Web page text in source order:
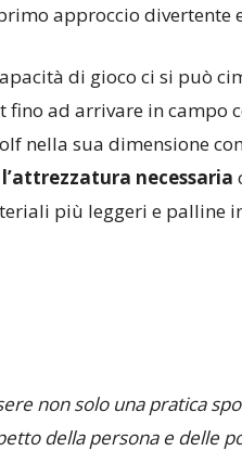
approccio divertente
di gioco ci si può
fino ad arrivare in campo
nella sua dimensione
necessaria
più leggeri e palline
non solo una pratica
della persona e delle